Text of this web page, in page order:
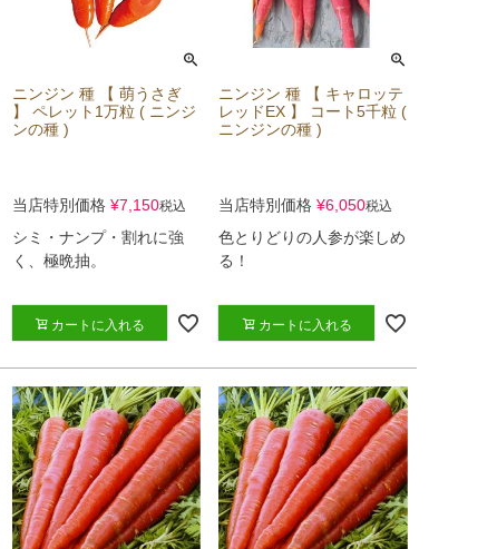
ニンジン 種 【 萌うさぎ
】 ペレット1万粒 ( ニンジ
ンの種 )
当店特別価格 ¥7,150税込
シミ・ナンプ・割れに強
く、極晩抽。
カートに入れる
ニンジン 種 【 キャロッテ
レッドEX 】 コート5千粒 (
ニンジンの種 )
当店特別価格 ¥6,050税込
色とりどりの人参が楽しめ
る！
カートに入れる